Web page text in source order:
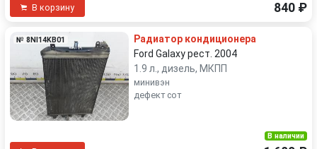
В корзину 840 ₽
№ 8NI14KB01
Радиатор кондиционера
Ford Galaxy рест. 2004
1.9 л., дизель, МКПП
минивэн
дефект сот
В наличии